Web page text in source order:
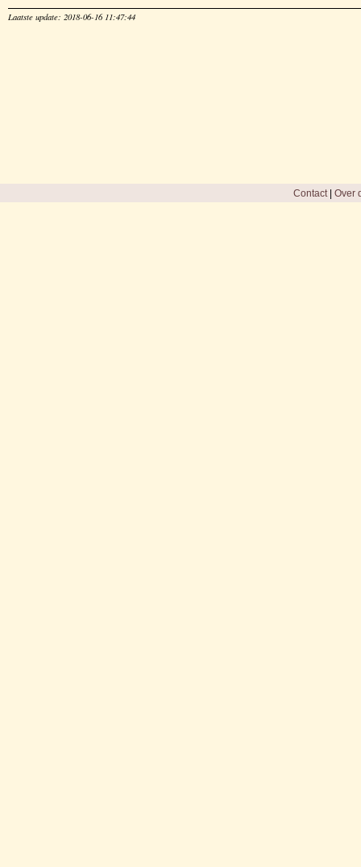
Laatste update: 2018-06-16 11:47:44
Contact| Over